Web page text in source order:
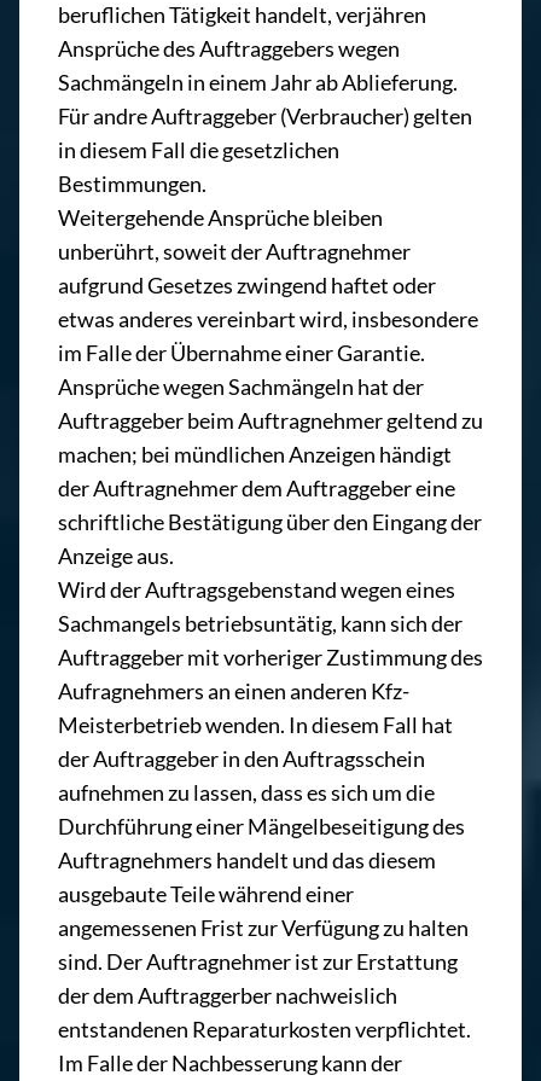
beruflichen Tätigkeit handelt, verjähren
Ansprüche des Auftraggebers wegen
Sachmängeln in einem Jahr ab Ablieferung.
Für andre Auftraggeber (Verbraucher) gelten
in diesem Fall die gesetzlichen
Bestimmungen.
Weitergehende Ansprüche bleiben
unberührt, soweit der Auftragnehmer
aufgrund Gesetzes zwingend haftet oder
etwas anderes vereinbart wird, insbesondere
im Falle der Übernahme einer Garantie.
Ansprüche wegen Sachmängeln hat der
Auftraggeber beim Auftragnehmer geltend zu
machen; bei mündlichen Anzeigen händigt
der Auftragnehmer dem Auftraggeber eine
schriftliche Bestätigung über den Eingang der
Anzeige aus.
Wird der Auftragsgebenstand wegen eines
Sachmangels betriebsuntätig, kann sich der
Auftraggeber mit vorheriger Zustimmung des
Aufragnehmers an einen anderen Kfz-
Meisterbetrieb wenden. In diesem Fall hat
der Auftraggeber in den Auftragsschein
aufnehmen zu lassen, dass es sich um die
Durchführung einer Mängelbeseitigung des
Auftragnehmers handelt und das diesem
ausgebaute Teile während einer
angemessenen Frist zur Verfügung zu halten
sind. Der Auftragnehmer ist zur Erstattung
der dem Auftraggerber nachweislich
entstandenen Reparaturkosten verpflichtet.
Im Falle der Nachbesserung kann der